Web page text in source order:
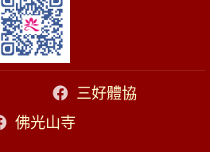
三好體協
佛光山寺